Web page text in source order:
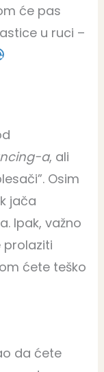
će pas
u ruci –
a, ali
Osim
jača
Ipak, važno
prolaziti
ćete teško
da ćete